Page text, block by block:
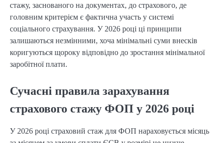
стажу, заснованого на документах, до страхового, де
головним критерієм є фактична участь у системі
соціального страхування. У 2026 році ці принципи
залишаються незмінними, хоча мінімальні суми внесків
коригуються щороку відповідно до зростання мінімальної
заробітної плати.
Сучасні правила зарахування
страхового стажу ФОП у 2026 році
У 2026 році страховий стаж для ФОП нараховується місяць